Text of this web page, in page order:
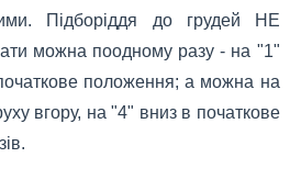
Підборіддя до грудей НЕ
можна поодному разу - на "1"
положення; а можна на
вгору, на "4" вниз в початкове